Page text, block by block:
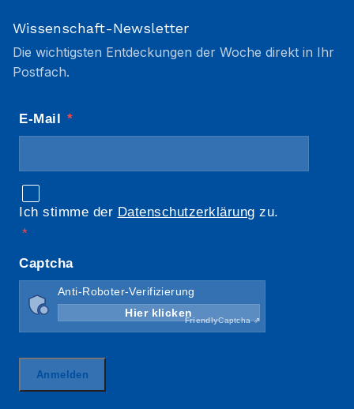
Wissenschaft-Newsletter
Die wichtigsten Entdeckungen der Woche direkt in Ihr
Postfach.